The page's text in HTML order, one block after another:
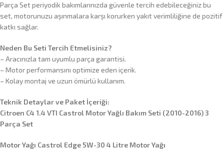
Parça Set periyodik bakımlarınızda güvenle tercih edebileceğiniz bu
set, motorunuzu aşınmalara karşı korurken yakıt verimliliğine de pozitif
katkı sağlar.
Neden Bu Seti Tercih Etmelisiniz?
– Aracınızla tam uyumlu parça garantisi.
– Motor performansını optimize eden içerik.
– Kolay montaj ve uzun ömürlü kullanım.
Teknik Detaylar ve Paket İçeriği:
Citroen C4 1.4 VTI Castrol Motor Yağlı Bakım Seti (2010-2016) 3
Parça Set
Motor Yağı Castrol Edge 5W-30 4 Litre Motor Yağı